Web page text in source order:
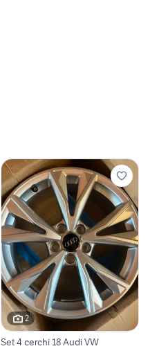
2
Set 4 cerchi 18 Audi VW